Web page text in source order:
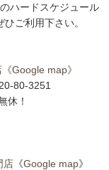
ードスケジュール
ご利用下さい。
《Google map》
80-3251
休！
店 《Google map》